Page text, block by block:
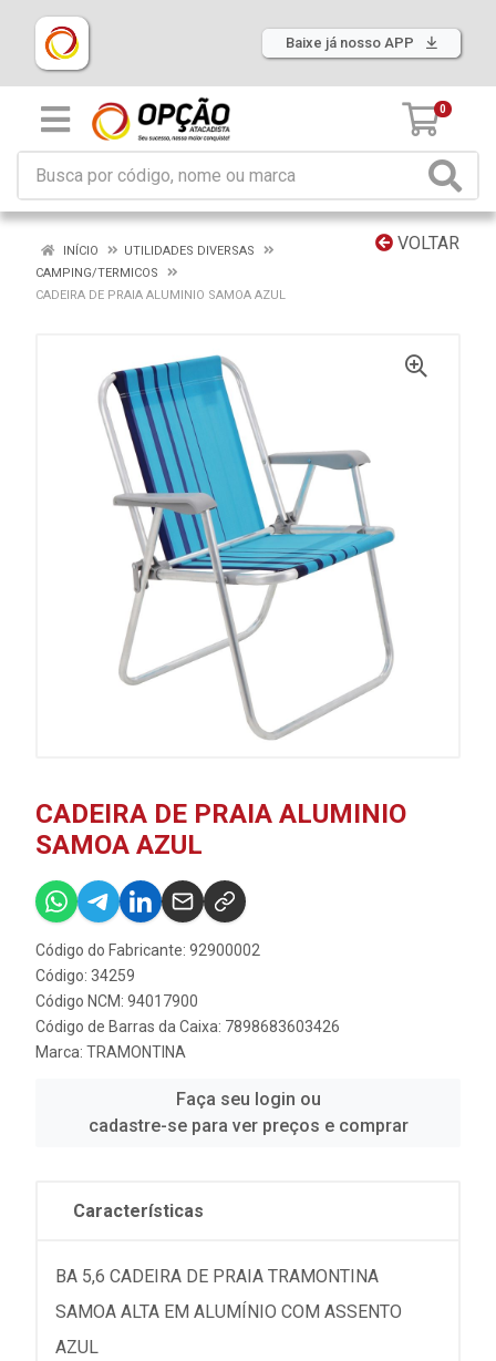
Baixe já nosso APP
0
VOLTAR
INÍCIO
UTILIDADES DIVERSAS
CAMPING/TERMICOS
CADEIRA DE PRAIA ALUMINIO SAMOA AZUL
CADEIRA DE PRAIA ALUMINIO
SAMOA AZUL
Código do Fabricante: 92900002
Código: 34259
Código NCM: 94017900
Código de Barras da Caixa: 7898683603426
Marca: TRAMONTINA
Faça seu login ou
cadastre-se para ver preços e comprar
Características
BA 5,6 CADEIRA DE PRAIA TRAMONTINA
SAMOA ALTA EM ALUMÍNIO COM ASSENTO
AZUL